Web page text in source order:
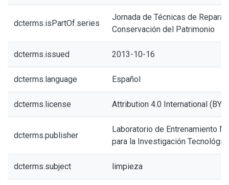
dcterms.isPartOf.series
Jornada de Técnicas de
Conservación del Patrimonio
dcterms.issued 2013-10-16
dcterms.language Español
dcterms.license Attribution 4.0 International (BY
dcterms.publisher
Laboratorio de Entrenamiento
para la Investigación
dcterms.subject limpieza